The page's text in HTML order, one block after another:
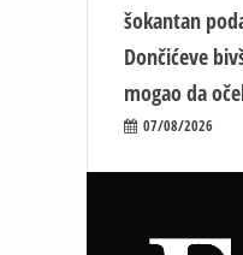
šokantan
Dončićeve
mogao da
07/08/2026